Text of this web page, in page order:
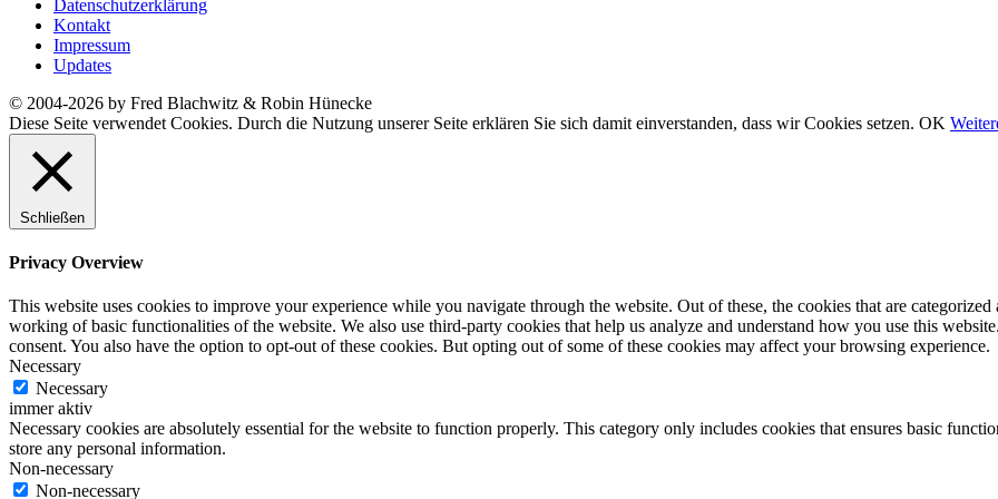
Datenschutzerklärung
Kontakt
Impressum
Updates
© 2004-2026 by Fred Blachwitz & Robin Hünecke
Diese Seite verwendet Cookies. Durch die Nutzung unserer Seite erklären Sie sich damit einverstanden, dass wir Cookies setzen. OK
Schließen
Privacy Overview
This website uses cookies to improve your experience while you navigate through the website. Out of these, the cookies that are categorized
working of basic functionalities of the website. We also use third-party cookies that help us analyze and understand how you use this
consent. You also have the option to opt-out of these cookies. But opting out of some of these cookies may affect your browsing experience.
Necessary
Necessary
immer aktiv
Necessary cookies are absolutely essential for the website to function properly. This category only includes cookies that ensures basic
store any personal information.
Non-necessary
Non-necessary